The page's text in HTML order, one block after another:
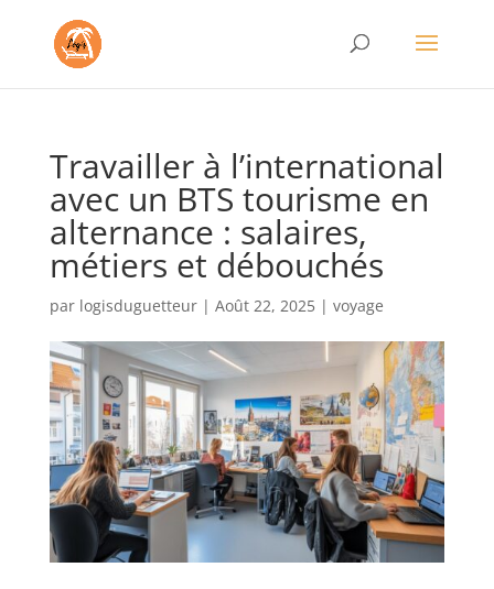
Travailler à l’international
avec un BTS tourisme en
alternance : salaires,
métiers et débouchés
par logisduguetteur| Août 22, 2025| voyage